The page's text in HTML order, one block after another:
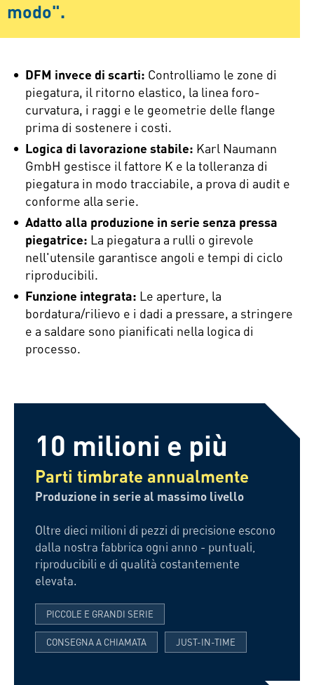
modo".
DFM invece di scarti: Controlliamo le zone di
piegatura, il ritorno elastico, la linea foro-
curvatura, i raggi e le geometrie delle flange
prima di sostenere i costi.
Logica di lavorazione stabile: Karl Naumann
GmbH gestisce il fattore K e la tolleranza di
piegatura in modo tracciabile, a prova di audit e
conforme alla serie.
Adatto alla produzione in serie senza pressa
piegatrice: La piegatura a rulli o girevole
nell'utensile garantisce angoli e tempi di ciclo
riproducibili.
Funzione integrata: Le aperture, la
bordatura/rilievo e i dadi a pressare, a stringere
e a saldare sono pianificati nella logica di
processo.
10 milioni e più
Parti timbrate annualmente
Produzione in serie al massimo livello
Oltre dieci milioni di pezzi di precisione escono
dalla nostra fabbrica ogni anno - puntuali,
riproducibili e di qualità costantemente
elevata.
PICCOLE E GRANDI SERIE
CONSEGNA A CHIAMATA JUST-IN-TIME